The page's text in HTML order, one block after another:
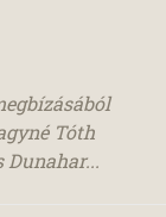
Tóth
Dunahar...